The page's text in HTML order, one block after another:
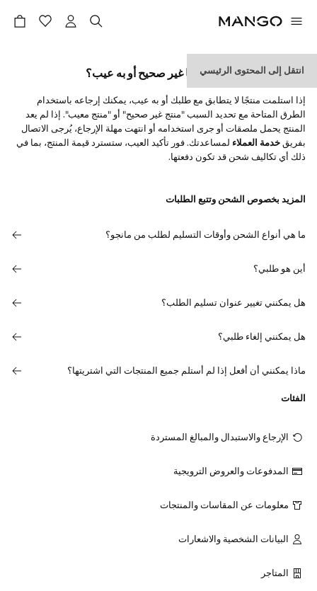
انتقل إلى المحتوى الرئيسي
ماذا أفعل إذا استلمت منتجًا غير صحيح أو به عيب؟
إذا استلمت منتجًا لا يتطابق مع طلبك أو به عيب، يمكنك إرجاعه باستخدام
الطرق المتاحة مع تحديد السبب "منتج غير صحيح" أو "منتج معيب". إذا لم يعد
المنتج يحمل ملصقات أو جرى استخدامه أو انتهت مهلة الإرجاع، يُرجى الاتصال
بفريقخدمة العملاء لمساعدتك. فور تأكيد العيب، ستسترد قيمة المنتج، بما في
ذلك أي تكاليف شحن قد تكون دفعتها.
المزيد بخصوص الشحن وتتبع الطلبات
ما هي أنواع الشحن وأوقات التسليم لطلب من مانجو؟
أين هو طلبي؟
هل يمكنني تغيير عنوان تسليم الطلب؟
هل يمكنني إلغاء طلبي؟
ماذا يمكنني أن أفعل إذا لم أستلم جميع المنتجات التي اشتريتها؟
الفئات
الإرجاع والاستبدال والمبالغ المستردة
المدفوعات والعروض الترويجية
معلومات عن المقاسات والمنتجات
البيانات الشخصية والاشعارات
المتاجر